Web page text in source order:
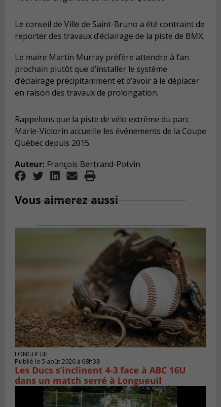
Le conseil de Ville de Saint-Bruno a été contraint de
reporter des travaux d’éclairage de la piste de BMX.
Le maire Martin Murray préfère attendre à l’an
prochain plutôt que d’installer le système
d’éclairage précipitamment et d’avoir à le déplacer
en raison des travaux de prolongation.
Rappelons que la piste de vélo extrême du parc
Marie-Victorin accueille les événements de la Coupe
Québec depuis 2015.
Auteur: François Bertrand-Potvin
Vous aimerez aussi
LONGUEUIL
Publié le 5 août 2026 à 08h38
Les Ducs s’inclinent 4‑3 face à ABC 16U
dans un match serré à Longueuil